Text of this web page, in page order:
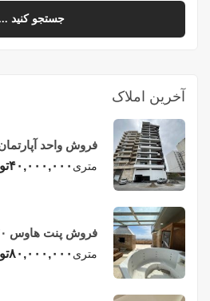
جستجو کنید
آخرین املاک
دریا در فریدونکنار
متری ۴۰,۰۰۰,۰۰۰
چهاردهم فریدونکنار
متری ۸۰,۰۰۰,۰۰۰